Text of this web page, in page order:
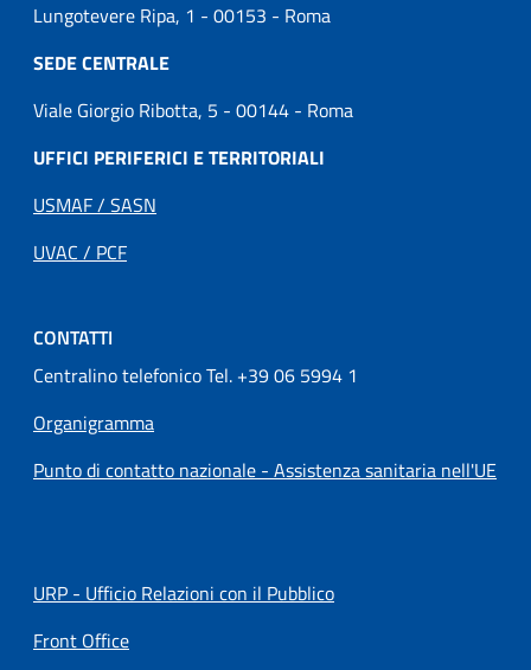
Lungotevere Ripa, 1 - 00153 - Roma
SEDE CENTRALE
Viale Giorgio Ribotta, 5 - 00144 - Roma
UFFICI PERIFERICI E TERRITORIALI
USMAF / SASN
UVAC / PCF
CONTATTI
Centralino telefonico Tel. +39 06 5994 1
Organigramma
Punto di contatto nazionale - Assistenza sanitaria nell'UE
URP - Ufficio Relazioni con il Pubblico
Front Office